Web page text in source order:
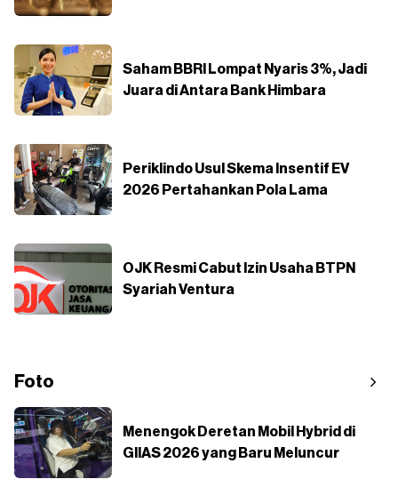
Saham BBRI Lompat Nyaris 3%, Jadi
Juara di Antara Bank Himbara
Periklindo Usul Skema Insentif EV
2026 Pertahankan Pola Lama
OJK Resmi Cabut Izin Usaha BTPN
Syariah Ventura
Foto
Menengok Deretan Mobil Hybrid di
GIIAS 2026 yang Baru Meluncur